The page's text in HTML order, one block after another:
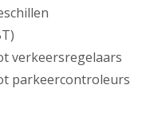
verkeersregelaars
parkeercontroleurs